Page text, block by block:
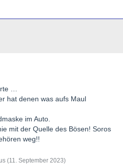
…
hat denen was aufs Maul
im Auto.
mit der Quelle des Bösen! Soros
weg!!
(11. September 2023)